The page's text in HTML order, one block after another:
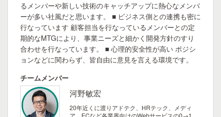
るメンバーや新しい技術のキャッチアップに熱心なメンバ
ーが多い社風だと思います。 ■ ビジネス側との連携も密に
行なっています 顧客担当を行なっているメンバーとの定
期的なMTGにより、事業ニーズと細かく開発方針のすり
合わせを行なっています。 ■ 心理的安全性が高い ポジシ
ョンなどに関わらず、皆自由に意見を言える環境です。
チームメンバー
河野敏宏
20年近くに渡りアドテク、HRテック、メディ
ア、ECなど各業界向けのWebサービスの0→1、